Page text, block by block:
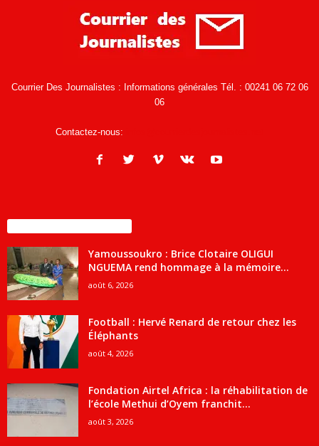
Courrier Des Journalistes : Informations générales Tél. : 00241 06 72 06
06
Contactez-nous:
Yamoussoukro : Brice Clotaire OLIGUI
NGUEMA rend hommage à la mémoire...
août 6, 2026
Football : Hervé Renard de retour chez les
Éléphants
août 4, 2026
Fondation Airtel Africa : la réhabilitation de
l’école Methui d’Oyem franchit...
août 3, 2026